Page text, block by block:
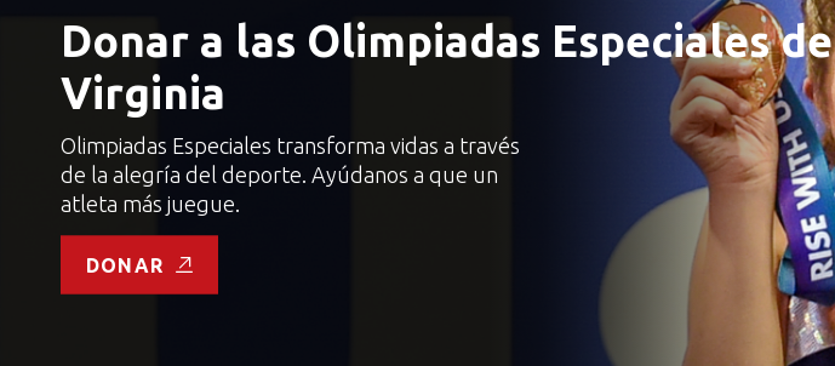
Donar a las Olimpiadas Especiales de
Virginia
Olimpiadas Especiales transforma vidas a través
de la alegría del deporte. Ayúdanos a que un
atleta más juegue.
DONAR